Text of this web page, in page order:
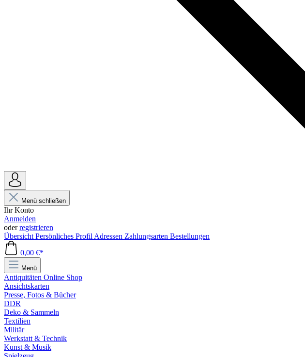
Menü schließen
Ihr Konto
Anmelden
oderregistrieren
Übersicht Persönliches Profil Adressen Zahlungsarten Bestellungen
0,00 €*
Menü
Antiquitäten Online Shop
Ansichtskarten
Presse, Fotos & Bücher
DDR
Deko & Sammeln
Textilien
Militär
Werkstatt & Technik
Kunst & Musik